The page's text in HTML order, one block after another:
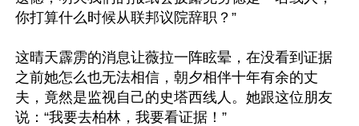
你打算什么时候从联邦议院辞职？”
这晴天霹雳的消息让薇拉一阵眩晕，在没看到证据
之前她怎么也无法相信，朝夕相伴十年有余的丈
夫，竟然是监视自己的史塔西线人。她跟这位朋友
说：“我要去柏林，我要看证据！”